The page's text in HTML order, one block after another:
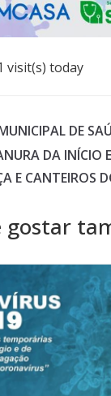
visit(s) today
DE
DA INÍCIO
E CANTEIROS
gostar